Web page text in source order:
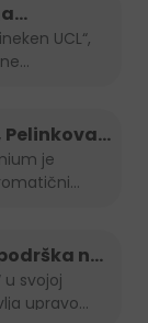
ljubitelje
UCL“,
je
ne
u svojoj
upravo...